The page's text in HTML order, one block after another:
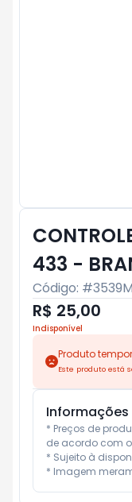
433 -
Código: #3539
R$ 25,00
Indisponível
Produto
Este produto está
Informações
* Preços de
de acordo com
* Sujeito à
* Imagem